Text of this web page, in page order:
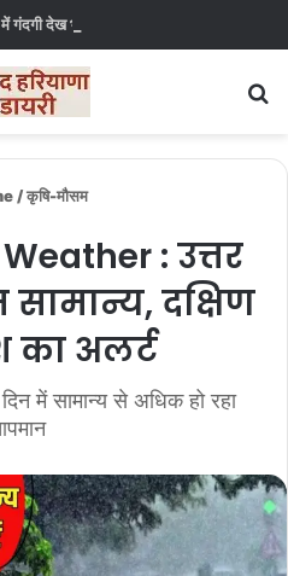
/ कृषि-मौसम
: उत्तर
दक्षिण
का अलर्ट
में सामान्य से अधिक हो रहा